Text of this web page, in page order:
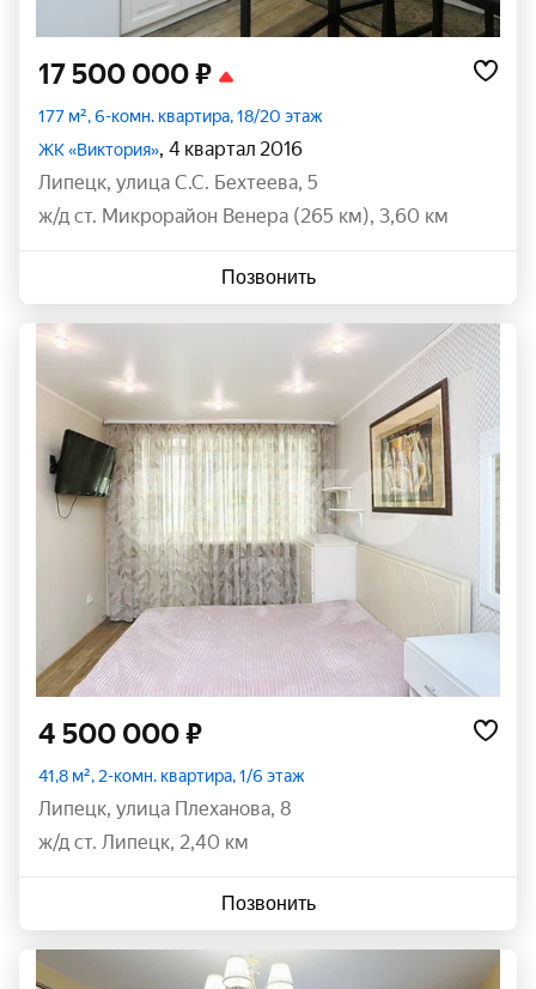
17 500 000 ₽
177 м², 6-комн. квартира, 18/20 этаж
ЖК «Виктория», 4 квартал 2016
Липецк, улица С.С. Бехтеева, 5
ж/д ст. Микрорайон Венера (265 км), 3,60 км
Позвонить
4 500 000 ₽
41,8 м², 2-комн. квартира, 1/6 этаж
Липецк, улица Плеханова, 8
ж/д ст. Липецк, 2,40 км
Позвонить